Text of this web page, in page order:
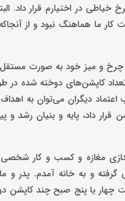
در اختیارم قرار داد.
ما هماهنگ نبود و از
چرخ و میز خود به صورت
کاپشن‌های دوخته شده در
دیگران می‌توان به
قرار داد، پایه و بنیان رشد و
مغازه و کسب و کار شخصی
و به خانه آمدم. پدر و
چهار یا پنج صبح چند کاپشن